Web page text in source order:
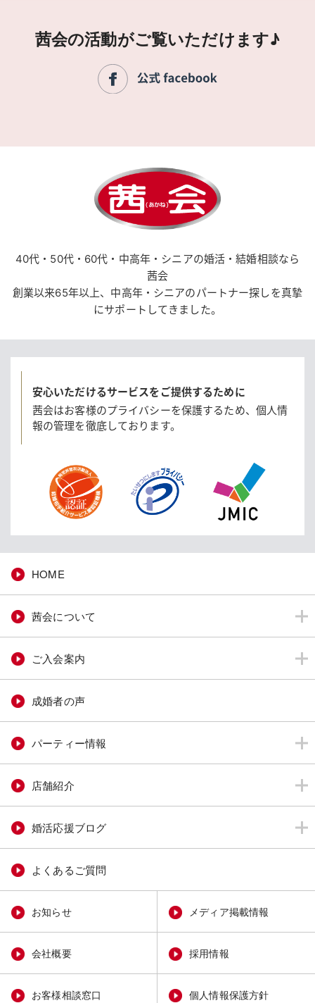
茜会の活動がご覧いただけます♪
40代・50代・60代・中高年・シニアの婚活・結婚相談なら
茜会
創業以来65年以上、中高年・シニアのパートナー探しを真摯
にサポートしてきました。
安心いただけるサービスをご提供するために
茜会はお客様のプライバシーを保護するため、 個人情
報の管理を徹底しております。
HOME
茜会について
ご入会案内
成婚者の声
パーティー情報
店舗紹介
婚活応援ブログ
よくあるご質問
お知らせ メディア掲載情報
会社概要 採用情報
お客様相談窓口 個人情報保護方針